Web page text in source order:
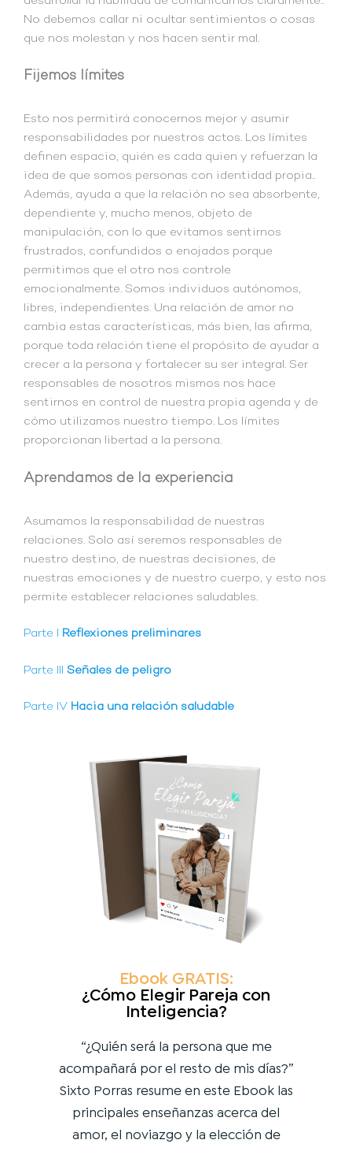
No debemos callar ni ocultar sentimientos o cosas
que nos molestan y nos hacen sentir mal.
Fijemos límites
Esto nos permitirá conocernos mejor y asumir
responsabilidades por nuestros actos. Los límites
definen espacio, quién es cada quien y refuerzan la
idea de que somos personas con identidad propia..
Además, ayuda a que la relación no sea absorbente,
dependiente y, mucho menos, objeto de
manipulación, con lo que evitamos sentirnos
frustrados, confundidos o enojados porque
permitimos que el otro nos controle
emocionalmente. Somos individuos autónomos,
libres, independientes. Una relación de amor no
cambia estas características, más bien, las afirma,
porque toda relación tiene el propósito de ayudar a
crecer a la persona y fortalecer su ser integral. Ser
responsables de nosotros mismos nos hace
sentirnos en control de nuestra propia agenda y de
cómo utilizamos nuestro tiempo. Los límites
proporcionan libertad a la persona.
Aprendamos de la experiencia
Asumamos la responsabilidad de nuestras
relaciones. Solo así seremos responsables de
nuestro destino, de nuestras decisiones, de
nuestras emociones y de nuestro cuerpo, y esto nos
permite establecer relaciones saludables.
Parte I Reflexiones preliminares
Parte III Señales de peligro
Parte IV Hacia una relación saludable
Ebook GRATIS:
¿Cómo Elegir Pareja con
Inteligencia?
“¿Quién será la persona que me
acompañará por el resto de mis días?”
Sixto Porras resume en este Ebook las
principales enseñanzas acerca del
amor, el noviazgo y la elección de